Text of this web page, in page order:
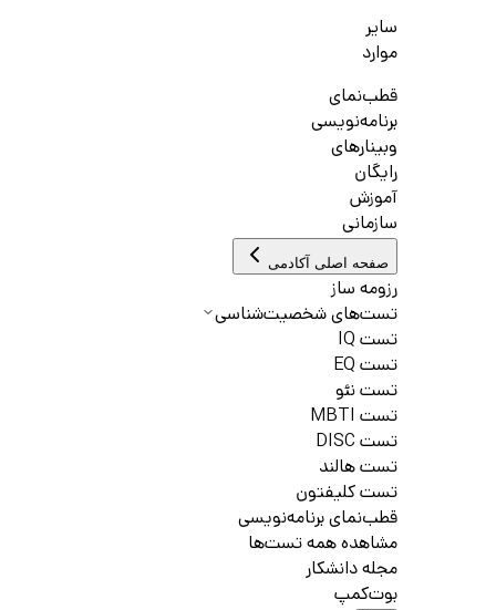
سایر
موارد
قطب‌نمای
برنامه‌نویسی
وبینارهای
رایگان
آموزش
سازمانی
صفحه اصلی آکادمی
رزومه ساز
تست‌های شخصیت‌شناسی
تست IQ
تست EQ
تست نئو
تست MBTI
تست DISC
تست هالند
تست کلیفتون
قطب‌نمای برنامه‌نویسی
مشاهده همه تست‌ها
مجله دانشکار
بوت‌کمپ